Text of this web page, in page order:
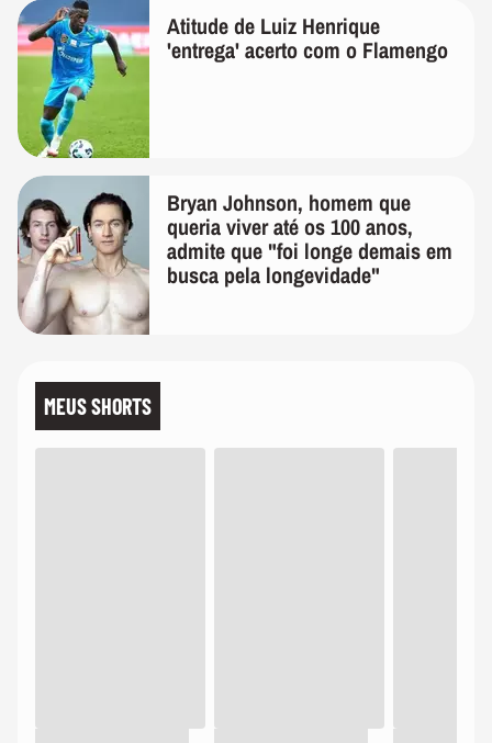
Atitude de Luiz Henrique
'entrega' acerto com o Flamengo
Bryan Johnson, homem que
queria viver até os 100 anos,
admite que "foi longe demais em
busca pela longevidade"
MEUS SHORTS